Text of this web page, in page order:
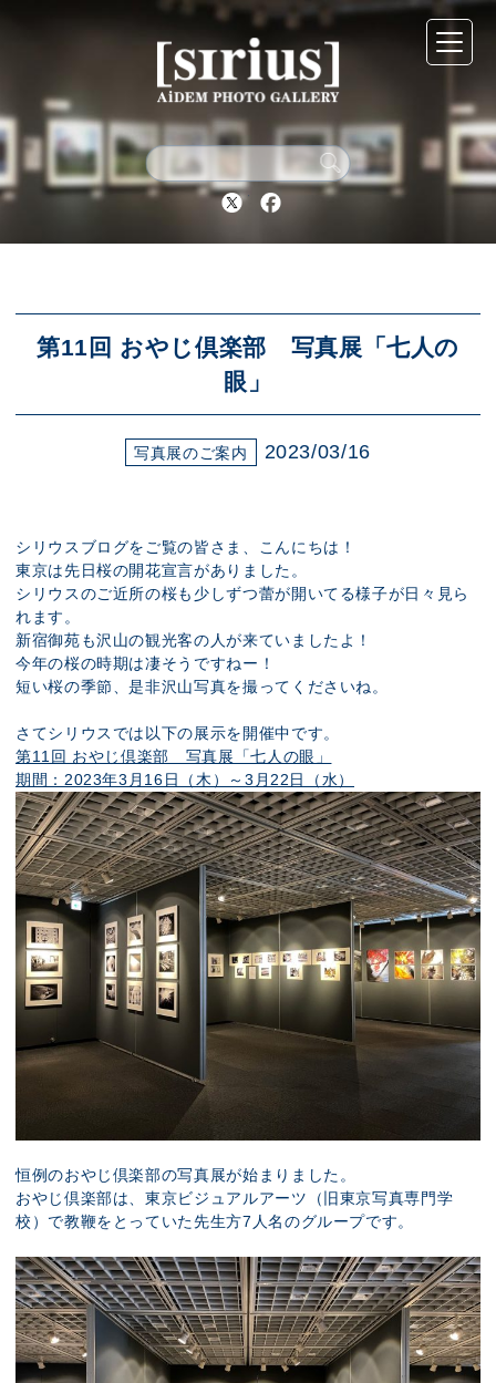
Twitter Facebook
第11回 おやじ倶楽部 写真展「七人の
眼」
写真展のご案内 2023/03/16
シリウスブログをご覧の皆さま、こんにちは！
東京は先日桜の開花宣言がありました。
シリウスのご近所の桜も少しずつ蕾が開いてる様子が日々見ら
れます。
新宿御苑も沢山の観光客の人が来ていましたよ！
今年の桜の時期は凄そうですねー！
短い桜の季節、是非沢山写真を撮ってくださいね。
さてシリウスでは以下の展示を開催中です。
第11回 おやじ倶楽部 写真展「七人の眼」
期間：2023年3月16日（木）～3月22日（水）
恒例のおやじ倶楽部の写真展が始まりました。
おやじ倶楽部は、東京ビジュアルアーツ（旧東京写真専門学
校）で教鞭をとっていた先生方7人名のグループです。
シリウスについて
展示スケジュール
アクセス
ブログ